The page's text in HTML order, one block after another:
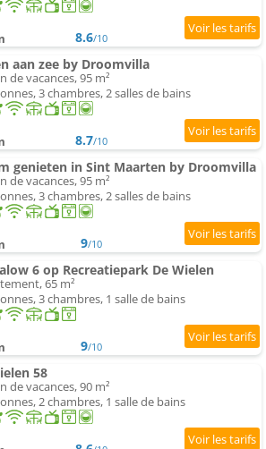
8.6/10
aan zee by Droomvilla
de vacances, 95 m²
3 chambres, 2 salles de bains
8.7/10
genieten in Sint Maarten by Droomvilla
de vacances, 95 m²
3 chambres, 2 salles de bains
9/10
6 op Recreatiepark De Wielen
65 m²
3 chambres, 1 salle de bains
9/10
58
de vacances, 90 m²
2 chambres, 1 salle de bains